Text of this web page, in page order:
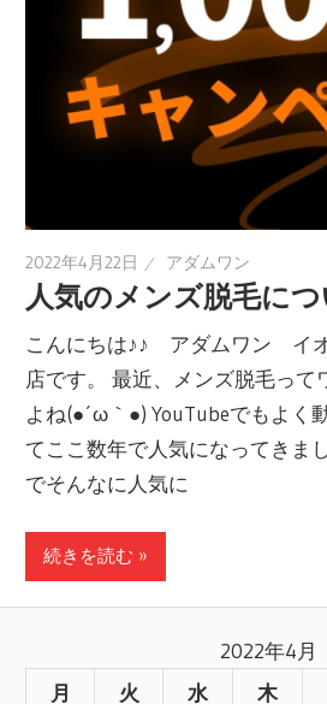
2022年4月22日 アダムワン
人気のメンズ脱毛につ
こんにちは♪♪ アダムワン イ
店です。 最近、メンズ脱毛って
よね(●´ω｀●) YouTubeでもよく
てここ数年で人気になってきま
でそんなに人気に
続きを読む »
2022年4月
月
火 水 木